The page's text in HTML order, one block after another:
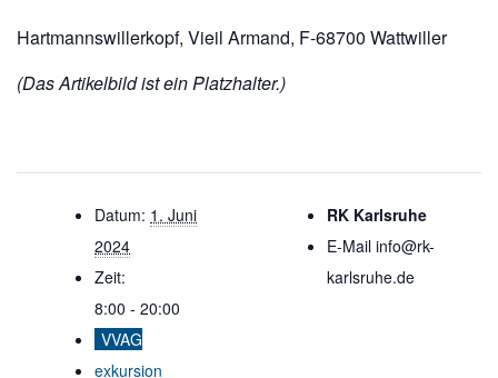
Hartmannswillerkopf, Vieil Armand, F-68700 Wattwiller
(Das Artikelbild ist ein Platzhalter.)
Datum: 1. Juni
2024
Zeit:
8:00 - 20:00
VVAG
exkursion
RK Karlsruhe
E-Mail info@rk-
karlsruhe.de